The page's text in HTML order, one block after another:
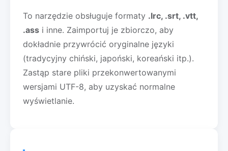
To narzędzie obsługuje formaty .lrc, .srt, .vtt,
.ass i inne. Zaimportuj je zbiorczo, aby
dokładnie przywrócić oryginalne języki
(tradycyjny chiński, japoński, koreański itp.).
Zastąp stare pliki przekonwertowanymi
wersjami UTF-8, aby uzyskać normalne
wyświetlanie.